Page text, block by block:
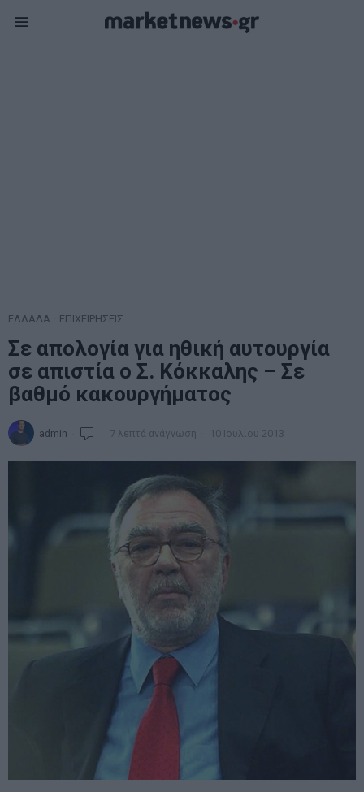
ΕΛΛΑΔΑ ΕΠΙΧΕΙΡΗΣΕΙΣ
Σε απολογία για ηθική αυτουργία
σε απιστία ο Σ. Κόκκαλης – Σε
βαθμό κακουργήματος
admin 7 λεπτά ανάγνωση 10 Ιουλίου 2013